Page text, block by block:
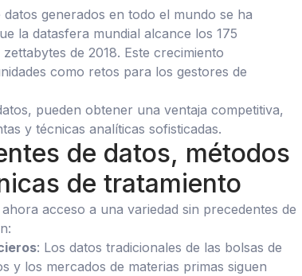
generados en todo el mundo se ha
la datasfera mundial alcance los 175
de 2018. Este crecimiento
como retos para los gestores de
pueden obtener una ventaja competitiva,
y técnicas analíticas sofisticadas.
de datos, métodos
de tratamiento
acceso a una variedad sin precedentes de
: Los datos tradicionales de las bolsas de
y los mercados de materias primas siguen